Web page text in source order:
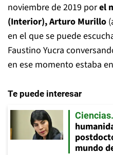
noviembre de 2019 porel
(Interior), Arturo Murillo
en el que se puede
Faustino Yucra
en ese momento estaba
Te puede interesar
Ciencias
mundo